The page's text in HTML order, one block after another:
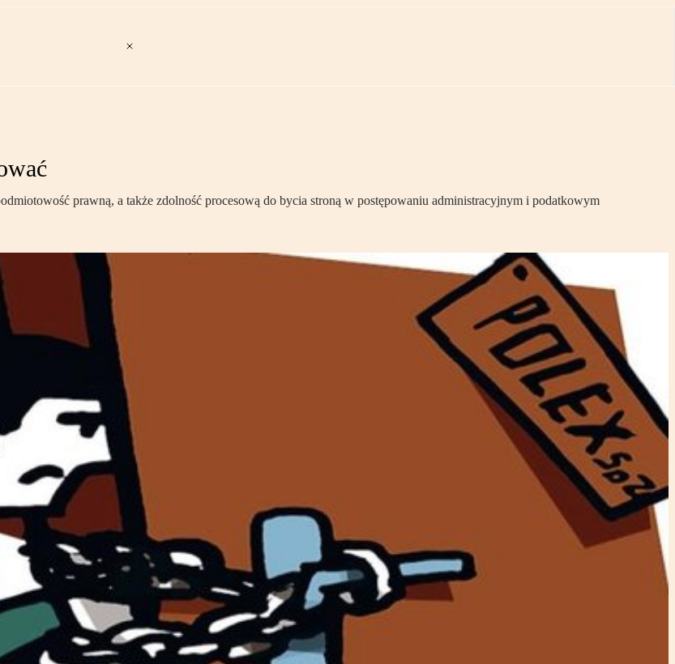
prawną, a także zdolność procesową do bycia stroną w postępowaniu administracyjnym i podatkowym